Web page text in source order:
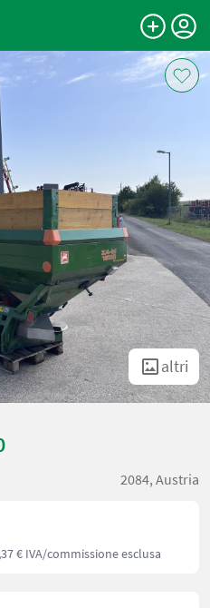
altri
2084, Austria
€ IVA/commissione esclusa